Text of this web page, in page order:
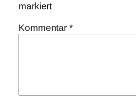
markiert
Kommentar*